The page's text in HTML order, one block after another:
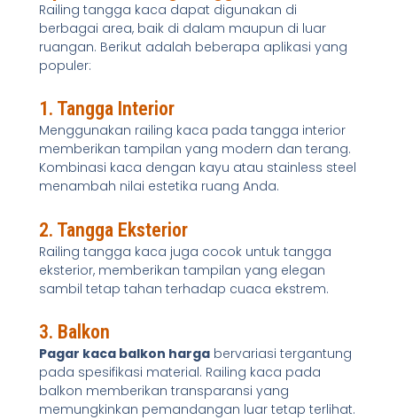
Railing tangga kaca dapat digunakan di
berbagai area, baik di dalam maupun di luar
ruangan. Berikut adalah beberapa aplikasi yang
populer:
1. Tangga Interior
Menggunakan railing kaca pada tangga interior
memberikan tampilan yang modern dan terang.
Kombinasi kaca dengan kayu atau stainless steel
menambah nilai estetika ruang Anda.
2. Tangga Eksterior
Railing tangga kaca juga cocok untuk tangga
eksterior, memberikan tampilan yang elegan
sambil tetap tahan terhadap cuaca ekstrem.
3. Balkon
Pagar kaca balkon harga bervariasi tergantung
pada spesifikasi material. Railing kaca pada
balkon memberikan transparansi yang
memungkinkan pemandangan luar tetap terlihat.